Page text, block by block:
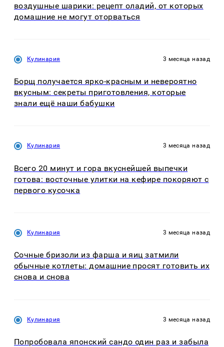
воздушные шарики: рецепт оладий, от которых
домашние не могут оторваться
Кулинария 3 месяца назад
Борщ получается ярко-красным и невероятно
вкусным: секреты приготовления, которые
знали ещё наши бабушки
Кулинария 3 месяца назад
Всего 20 минут и гора вкуснейшей выпечки
готова: восточные улитки на кефире покоряют с
первого кусочка
Кулинария 3 месяца назад
Сочные бризоли из фарша и яиц затмили
обычные котлеты: домашние просят готовить их
снова и снова
Кулинария 3 месяца назад
Попробовала японский сандо один раз и забыла